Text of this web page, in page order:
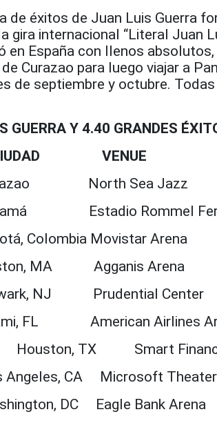
de éxitos de Juan Luis Guerra
gira internacional “Literal Juan
en España con llenos
Curazao para luego viajar a
de septiembre y octubre.
GUERRA Y 4.40 GRANDES
VENUE
North Sea Jazz
Estadio Rommel
Movistar Arena
MA Agganis Arena
NJ Prudential Center
FL American Airlines
TX Smart
CA Microsoft Theater
DC Eagle Bank Arena